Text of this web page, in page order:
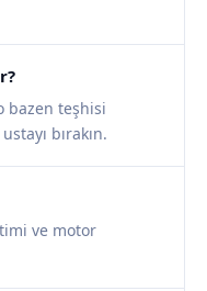
bazen teşhisi
bırakın.
ve motor